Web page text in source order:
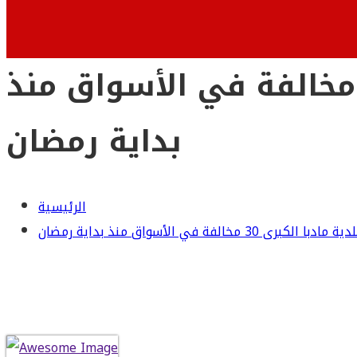
الدائرة الصحية في بلدية مادبا الكبرى 30 مخالفة في الأسواق منذ
بداية رمضان
الرئيسية
في الأسواق منذ بداية رمضان